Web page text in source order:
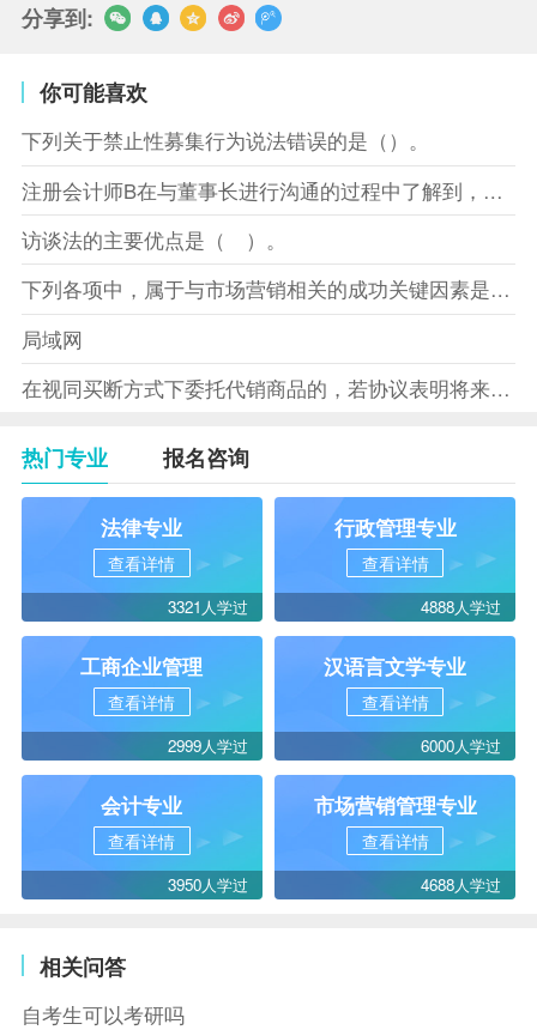
分享到:
你可能喜欢
下列关于禁止性募集行为说法错误的是（）。
注册会计师B在与董事长进行沟通的过程中了解到，XYZ股份有限
访谈法的主要优点是（ ）。
下列各项中，属于与市场营销相关的成功关键因素是（）。
局域网
在视同买断方式下委托代销商品的，若协议表明将来受托方没有将商
热门专业 报名咨询
法律专业
查看详情
3321人学过
行政管理专业
查看详情
4888人学过
工商企业管理
查看详情
2999人学过
汉语言文学专业
查看详情
6000人学过
会计专业
查看详情
3950人学过
市场营销管理专业
查看详情
4688人学过
相关问答
自考生可以考研吗